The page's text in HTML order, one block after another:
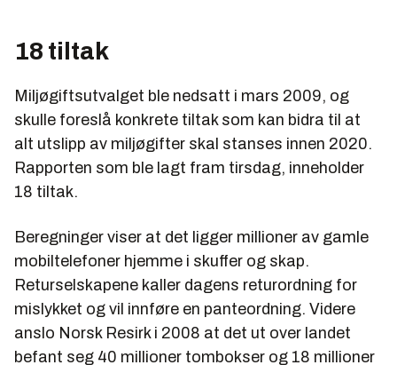
18 tiltak
Miljøgiftsutvalget ble nedsatt i mars 2009, og
skulle foreslå konkrete tiltak som kan bidra til at
alt utslipp av miljøgifter skal stanses innen 2020.
Rapporten som ble lagt fram tirsdag, inneholder
18 tiltak.
Beregninger viser at det ligger millioner av gamle
mobiltelefoner hjemme i skuffer og skap.
Returselskapene kaller dagens returordning for
mislykket og vil innføre en panteordning. Videre
anslo Norsk Resirk i 2008 at det ut over landet
befant seg 40 millioner tombokser og 18 millioner